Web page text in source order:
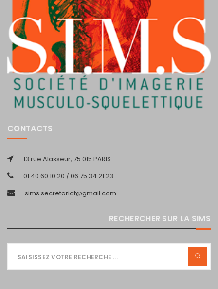
CONTACTS
13 rue Alasseur, 75 015 PARIS
01.40.60.10.20 / 06.75.34.21.23
sims.secretariat@gmail.com
RECHERCHER SUR LA SIMS